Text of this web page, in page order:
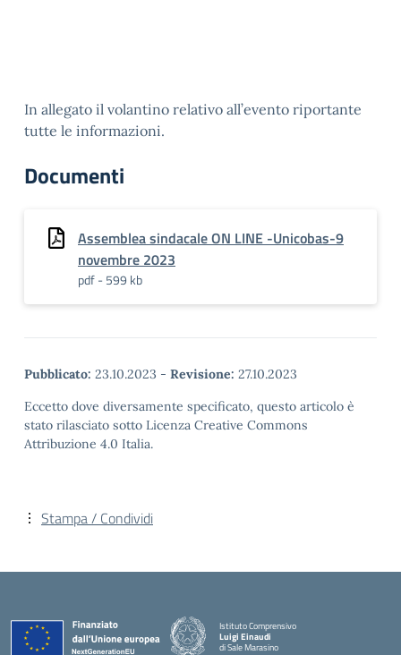
In allegato il volantino relativo all’evento riportante
tutte le informazioni.
Documenti
Assemblea sindacale ON LINE -Unicobas-9
novembre 2023
pdf - 599 kb
Pubblicato: 23.10.2023 - Revisione: 27.10.2023
Eccetto dove diversamente specificato, questo articolo è
stato rilasciato sotto Licenza Creative Commons
Attribuzione 4.0 Italia.
Stampa / Condividi
Istituto Comprensivo
Luigi Einaudi
di Sale Marasino